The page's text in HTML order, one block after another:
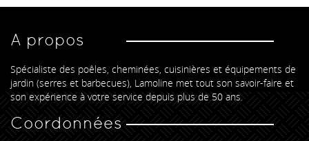
A propos
Spécialiste des poêles, cheminées, cuisinières et équipements de
jardin (serres et barbecues), Lamoline met tout son savoir-faire et
son expérience à votre service depuis plus de 50 ans.
Coordonnées